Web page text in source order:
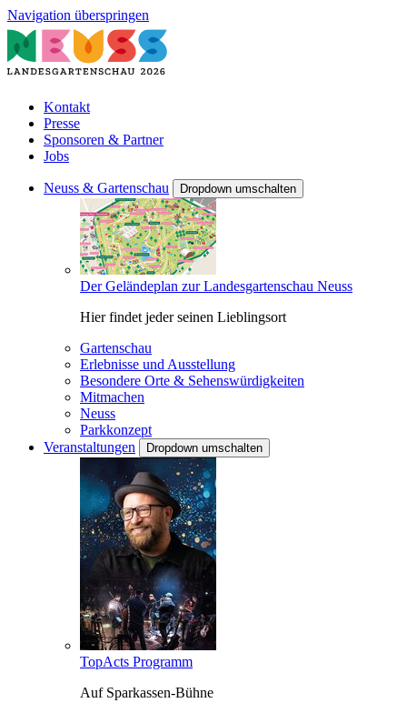
Navigation überspringen
Kontakt
Presse
Sponsoren & Partner
Jobs
Neuss & Gartenschau Dropdown umschalten
Der Geländeplan zur Landesgartenschau Neuss
Hier findet jeder seinen Lieblingsort
Gartenschau
Erlebnisse und Ausstellung
Besondere Orte & Sehenswürdigkeiten
Mitmachen
Neuss
Parkkonzept
Veranstaltungen
Dropdown umschalten
TopActs Programm
Auf Sparkassen-Bühne